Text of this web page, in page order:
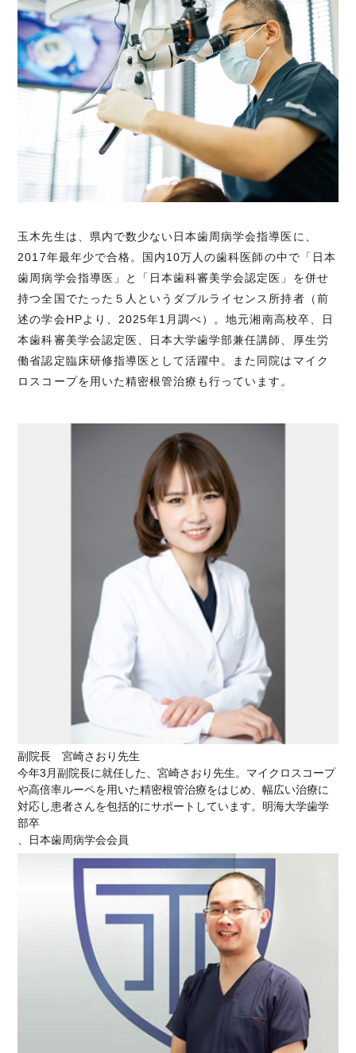
玉木先生は、県内で数少ない日本歯周病学会指導医に、
2017年最年少で合格。国内10万人の歯科医師の中で「日本
歯周病学会指導医」と「日本歯科審美学会認定医」を併せ
持つ全国でたった５人というダブルライセンス所持者（前
述の学会HPより、2025年1月調べ）。地元湘南高校卒、日
本歯科審美学会認定医、日本大学歯学部兼任講師、厚生労
働省認定臨床研修指導医として活躍中。また同院はマイク
ロスコープを用いた精密根管治療も行っています。
副院長 宮崎さおり先生
今年3月副院長に就任した、宮崎さおり先生。マイクロスコープ
や高倍率ルーペを用いた精密根管治療をはじめ、幅広い治療に
対応し患者さんを包括的にサポートしています。明海大学歯学
部卒
、日本歯周病学会会員